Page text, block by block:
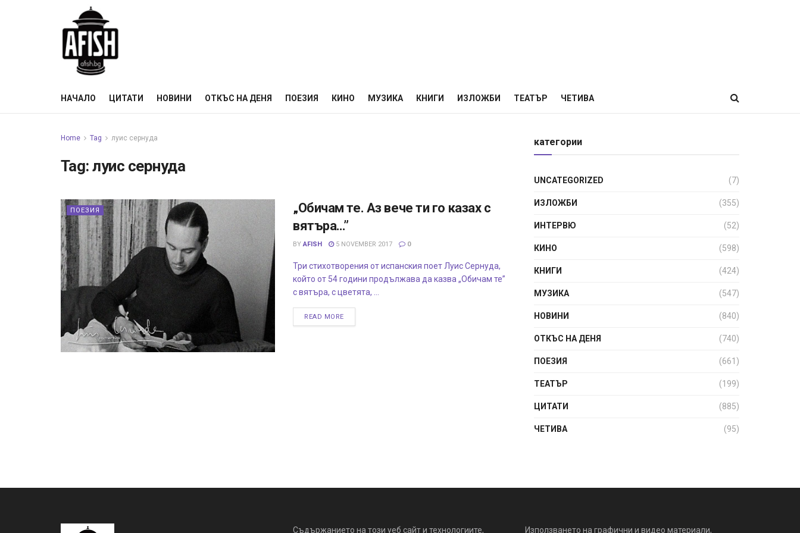
НАЧАЛО ЦИТАТИ НОВИНИ ОТКЪС НА ДЕНЯ ПОЕЗИЯ КИНО МУЗИКА КНИГИ ИЗЛОЖБИ ТЕАТЪР ЧЕТИВА
Home Tag луис сернуда
Tag:луис сернуда
ПОЕЗИЯ
„Обичам те. Аз вече ти го казах с
вятъра…”
BY AFISH 5 NOVEMBER 2017 0
Три стихотворения от испанския поет Луис Сернуда,
който от 54 години продължава да казва „Обичам те”
с вятъра, с цветята, ...
READ MORE
категории
UNCATEGORIZED (7)
ИЗЛОЖБИ (355)
ИНТЕРВЮ (52)
КИНО (598)
КНИГИ (424)
МУЗИКА (547)
НОВИНИ (840)
ОТКЪС НА ДЕНЯ (740)
ПОЕЗИЯ (661)
ТЕАТЪР (199)
ЦИТАТИ (885)
ЧЕТИВА (95)
Съдържанието на този уеб сайт и технологиите, Използването на графични и видео материали,